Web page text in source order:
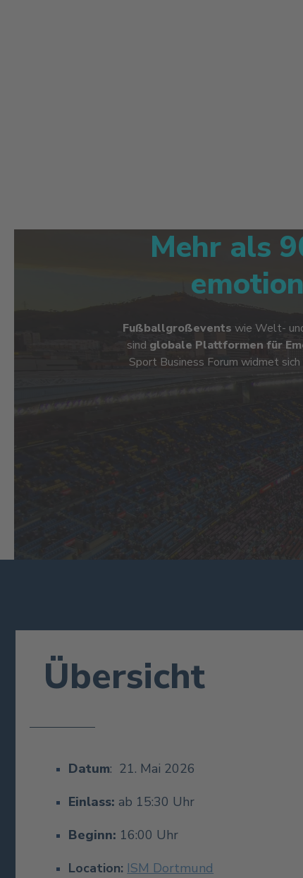
Mehr als
Fußballgroßevents wie Welt-
sind globale Plattformen für
Sport Business Forum widmet
Übersicht
Datum: 21. Mai 2026
Einlass: ab 15:30 Uhr
Beginn: 16:00 Uhr
Location: ISM Dortmund